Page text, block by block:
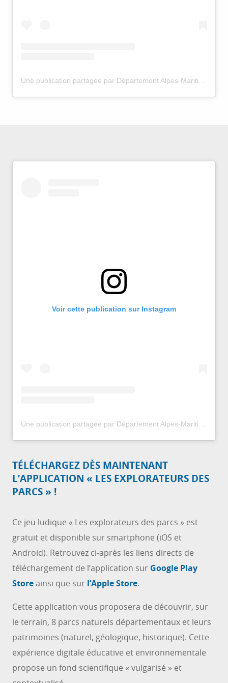
Voir cette publication sur Instagram
TÉLÉCHARGEZ DÈS MAINTENANT
L’APPLICATION « LES EXPLORATEURS DES
PARCS » !
Ce jeu ludique « Les explorateurs des parcs » est
gratuit et disponible sur smartphone (iOS et
Android). Retrouvez ci-après les liens directs de
téléchargement de l’application sur Google Play
Storeainsi que sur l’Apple Store.
Cette application vous proposera de découvrir, sur
le terrain, 8 parcs naturels départementaux et leurs
patrimoines (naturel, géologique, historique). Cette
expérience digitale éducative et environnementale
propose un fond scientifique « vulgarisé » et